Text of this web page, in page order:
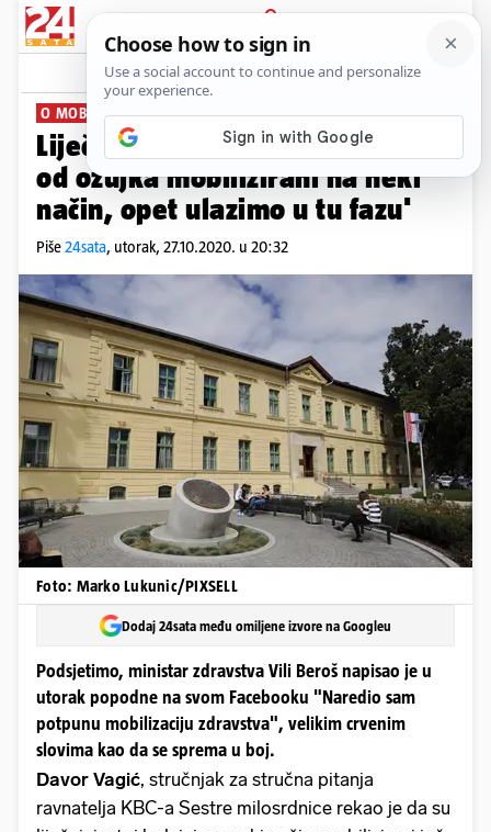
PRIJAVA
News Komentari
O MOBILIZACIJI
Liječnik iz Vinogradske: 'Mi smo
od ožujka mobilizirani na neki
način, opet ulazimo u tu fazu'
Piše24sata, utorak, 27.10.2020. u 20:32
Foto: Marko Lukunic/PIXSELL
Dodaj 24sata među omiljene izvore na Googleu
Podsjetimo, ministar zdravstva Vili Beroš napisao je u
utorak popodne na svom Facebooku "Naredio sam
potpunu mobilizaciju zdravstva", velikim crvenim
slovima kao da se sprema u boj.
Davor Vagić, stručnjak za stručna pitanja
ravnatelja KBC-a Sestre milosrdnice rekao je da su